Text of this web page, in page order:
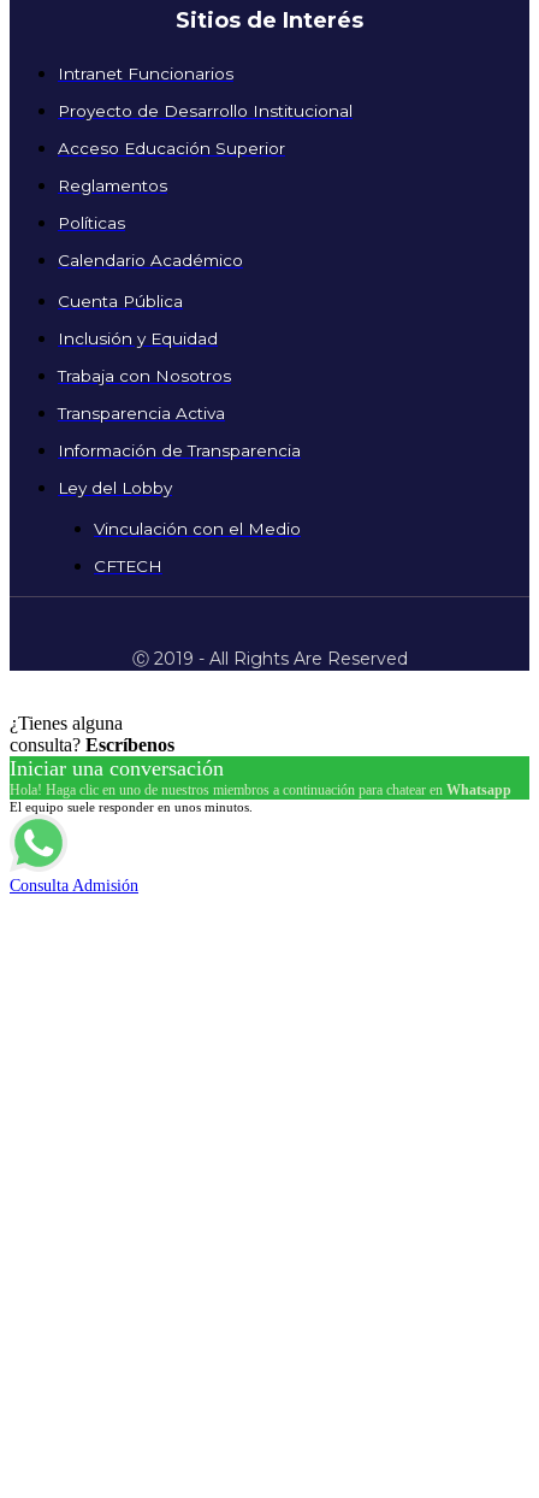
Sitios de Interés
Intranet Funcionarios
Proyecto de Desarrollo Institucional
Acceso Educación Superior
Reglamentos
Políticas
Calendario Académico
Cuenta Pública
Inclusión y Equidad
Trabaja con Nosotros
Transparencia Activa
Información de Transparencia
Ley del Lobby
Vinculación con el Medio
CFTECH
Ⓒ 2019 - All Rights Are Reserved
¿Tienes alguna
consulta? Escríbenos
Iniciar una conversación
Hola! Haga clic en uno de nuestros miembros a continuación para chatear en Whatsapp
El equipo suele responder en unos minutos.
Consulta Admisión